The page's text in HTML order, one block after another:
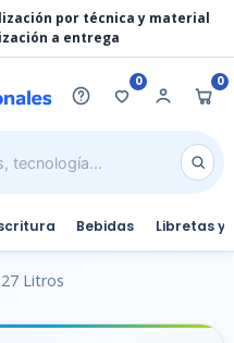
por técnica y material
a entrega
0 0
Bebidas Libretas y
Litros